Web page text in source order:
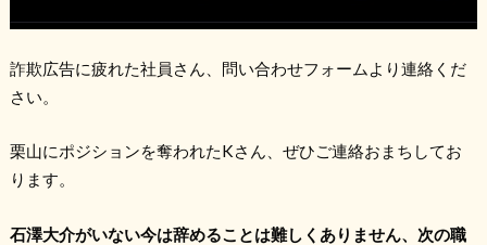
詐欺広告に疲れた社員さん、問い合わせフォームより連絡くだ
さい。
栗山にポジションを奪われたKさん、ぜひご連絡おまちしてお
ります。
石澤大介がいない今は辞めることは難しくありません、次の職